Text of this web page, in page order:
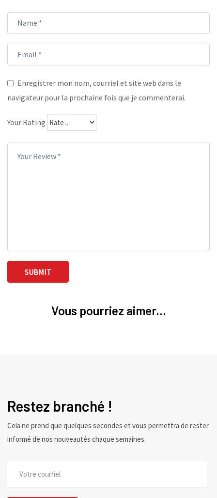
Enregistrer mon nom, courriel et site web dans le
navigateur pour la prochaine fois que je commenterai.
Your Rating
Vous pourriez aimer...
Restez branché !
Cela ne prend que quelques secondes et vous permettra de rester
informé de nos nouveautés chaque semaines.